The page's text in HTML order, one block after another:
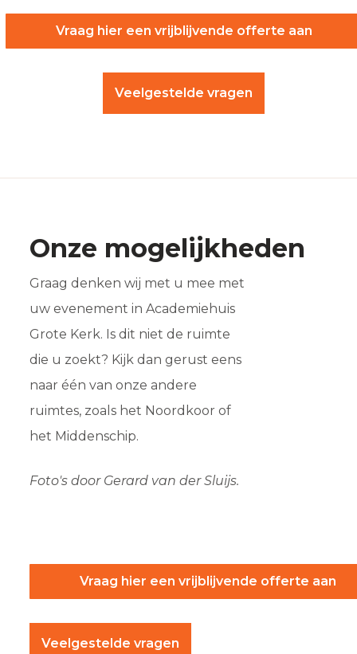
Vraag hier een vrijblijvende offerte aan
Veelgestelde vragen
Onze mogelijkheden
Graag denken wij met u mee met
uw evenement in Academiehuis
Grote Kerk. Is dit niet de ruimte
die u zoekt? Kijk dan gerust eens
naar één van onze andere
ruimtes, zoals het Noordkoor of
het Middenschip.
Foto's door Gerard van der Sluijs.
Vraag hier een vrijblijvende offerte aan
Veelgestelde vragen